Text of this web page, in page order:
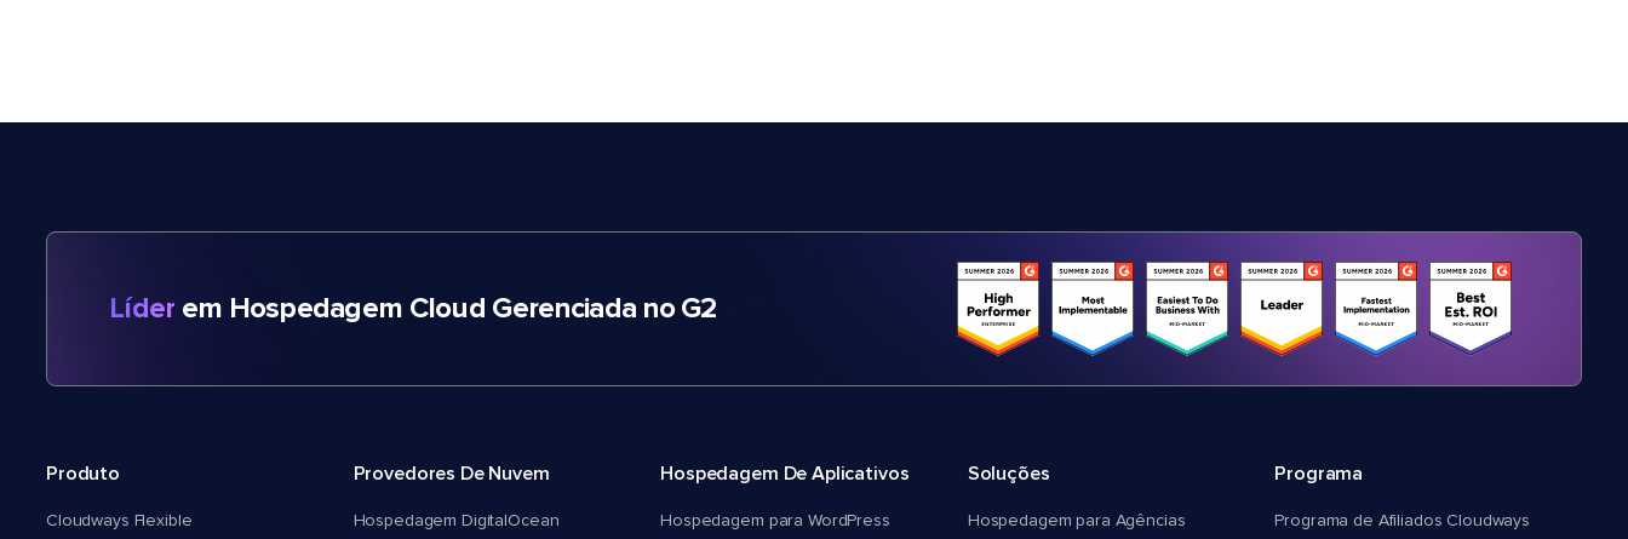
Líder em Hospedagem Cloud Gerenciada no G2
Produto
Cloudways Flexible
Provedores De Nuvem
Hospedagem DigitalOcean
Hospedagem De Aplicativos
Hospedagem para WordPress
Soluções
Hospedagem para Agências
Programa
Programa de Afiliados Cloudways